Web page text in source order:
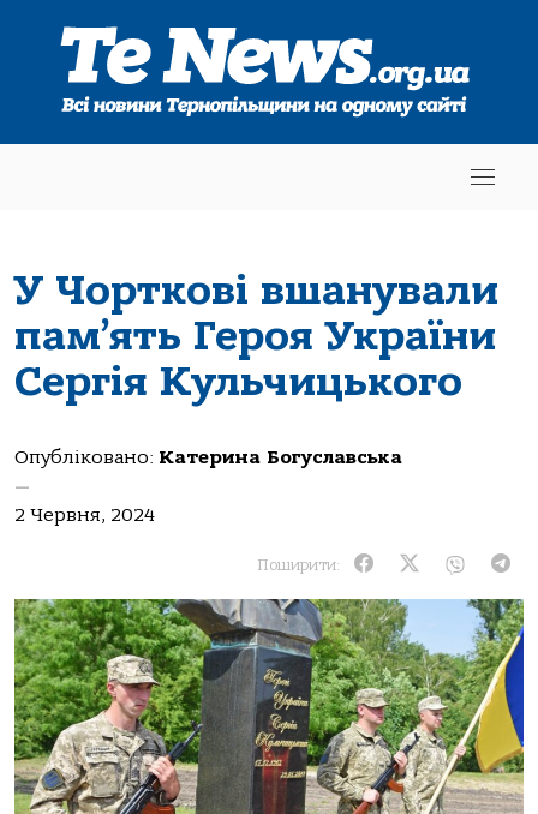
У Чорткові вшанували
пам’ять Героя України
Сергія Кульчицького
Опубліковано: Катерина Богуславська
—
2 Червня, 2024
Поширити: